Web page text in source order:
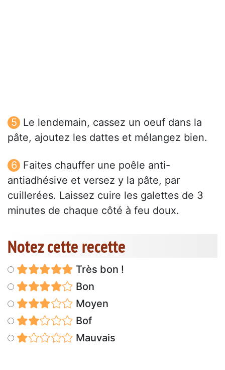
Le lendemain, cassez un oeuf dans la
pâte, ajoutez les dattes et mélangez bien.
Faites chauffer une poêle anti-
antiadhésive et versez y la pâte, par
cuillerées. Laissez cuire les galettes de 3
minutes de chaque côté à feu doux.
Notez cette recette
Très bon !
Bon
Moyen
Bof
Mauvais